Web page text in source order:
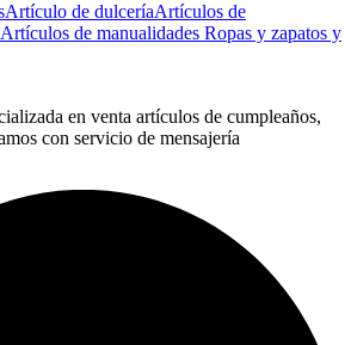
Artículo de dulceríaArtículos de
Artículos de manualidades Ropas y zapatos y
en venta artículos de cumpleaños,
con servicio de mensajería